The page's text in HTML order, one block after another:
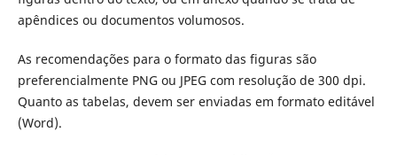
apêndices ou documentos volumosos.
As recomendações para o formato das figuras são
preferencialmente PNG ou JPEG com resolução de 300 dpi.
Quanto as tabelas, devem ser enviadas em formato editável
(Word).